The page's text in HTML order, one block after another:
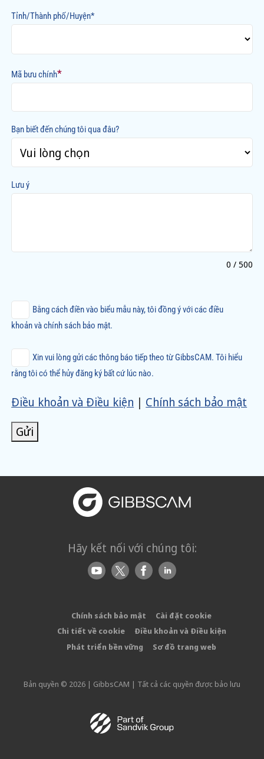
Tỉnh/Thành phố/Huyện*
Mã bưu chính*
Bạn biết đến chúng tôi qua đâu?
Lưu ý
0 / 500
Bằng cách điền vào biểu mẫu này, tôi đồng ý với các điều
khoản và chính sách bảo mật.
Xin vui lòng gửi các thông báo tiếp theo từ GibbsCAM. Tôi hiểu
rằng tôi có thể hủy đăng ký bất cứ lúc nào.
Điều khoản và Điều kiện | Chính sách bảo mật
Gửi
Hãy kết nối với chúng tôi:
Chính sách bảo mật
Cài đặt cookie
Chi tiết về cookie
Điều khoản và Điều kiện
Phát triển bền vững
Sơ đồ trang web
Bản quyền © 2026 | GibbsCAM | Tất cả các quyền được bảo lưu